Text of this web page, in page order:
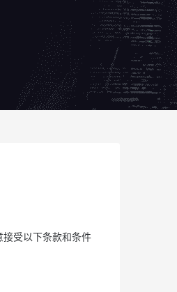
接受以下条款和条件